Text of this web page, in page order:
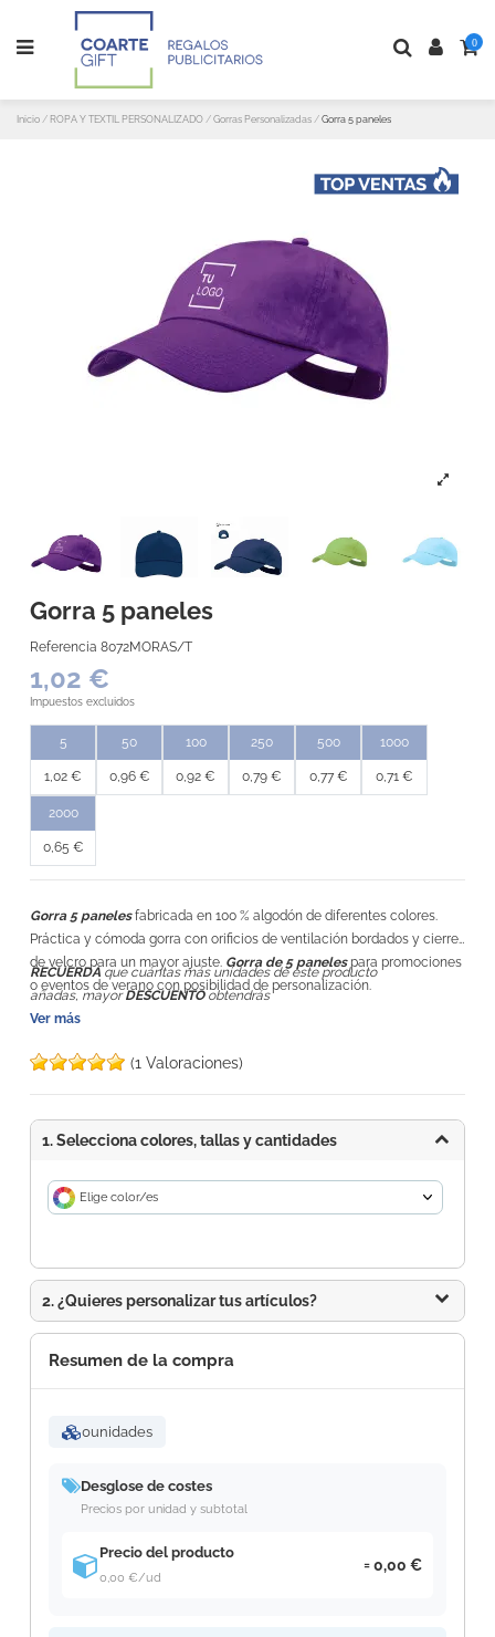
0
Inicio ROPA Y TEXTIL PERSONALIZADO Gorras Personalizadas Gorra 5 paneles
Gorra 5 paneles
Referencia 8072MORAS/T
1,02 €
Impuestos excluidos
5
1,02 €
50
0,96 €
100
0,92 €
250
0,79 €
500
0,77 €
1000
0,71 €
2000
0,65 €
Gorra 5 paneles fabricada en 100 % algodón de diferentes colores.
Práctica y cómoda gorra con orificios de ventilación bordados y cierre
de velcro para un mayor ajuste. Gorra de 5 panelespara promociones
o eventos de verano con posibilidad de personalización.
RECUERDA que cuántas más unidades de este producto
añadas, mayorDESCUENTOobtendrás
Ver más
(1 Valoraciones)
1. Selecciona colores, tallas y cantidades
Elige color/es
2. ¿Quieres personalizar tus artículos?
Resumen de la compra
0unidades
Desglose de costes
Precios por unidad y subtotal
Precio del producto
0,00 €/ud
0,00 €